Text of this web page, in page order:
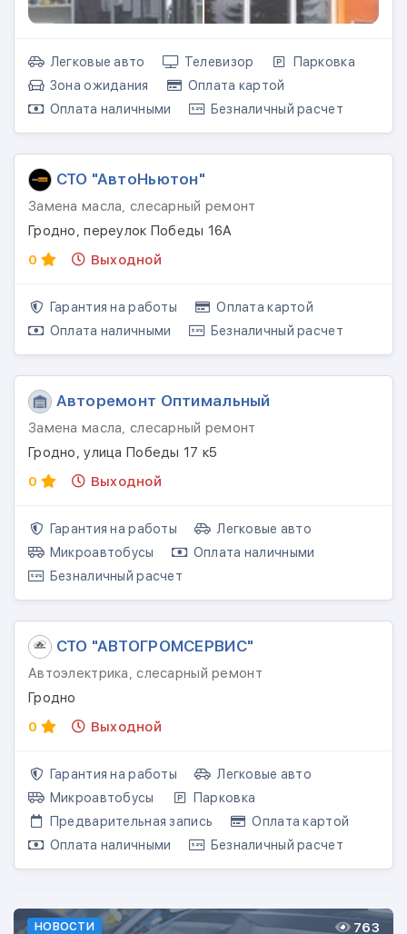
Легковые авто Телевизор
Парковка
Зона ожидания
Оплата картой
Оплата наличными
Безналичный расчет
СТО "АвтоНьютон"
Замена масла, слесарный ремонт
Гродно, переулок Победы 16А
0
Выходной
Гарантия на работы
Оплата картой
Оплата наличными
Безналичный расчет
Авторемонт Оптимальный
Замена масла, слесарный ремонт
Гродно, улица Победы 17 к5
0
Выходной
Гарантия на работы
Легковые авто
Микроавтобусы
Оплата наличными
Безналичный расчет
СТО "АВТОГРОМСЕРВИС"
Автоэлектрика, слесарный ремонт
Гродно
0
Выходной
Гарантия на работы
Легковые авто
Микроавтобусы
Парковка
Предварительная запись
Оплата картой
Оплата наличными
Безналичный расчет
НОВОСТИ 763